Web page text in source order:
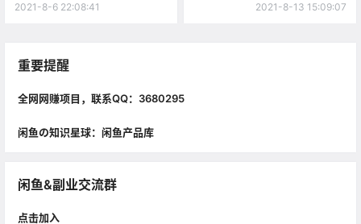
2021-8-6 22:08:41 2021-8-13 15:09:07
重要提醒
全网网赚项目，联系QQ：3680295
闲鱼の知识星球：闲鱼产品库
闲鱼&副业交流群
点击加入